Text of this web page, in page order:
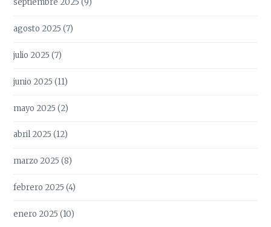
septiembre 2025 (9)
agosto 2025 (7)
julio 2025 (7)
junio 2025 (11)
mayo 2025 (2)
abril 2025 (12)
marzo 2025 (8)
febrero 2025 (4)
enero 2025 (10)